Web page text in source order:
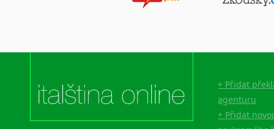
+ Přidat
agenturu
+ Přidat